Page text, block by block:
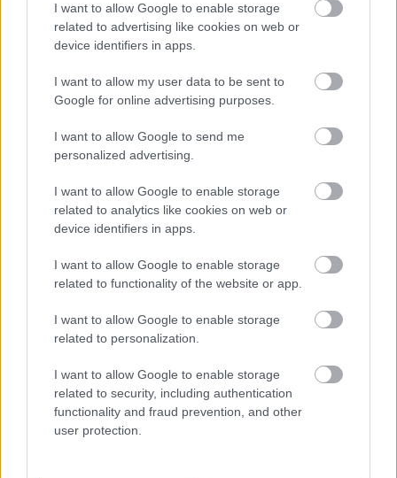
I want to allow Google to enable storage
related to advertising like cookies on web or
device identifiers in apps.
I want to allow my user data to be sent to
Google for online advertising purposes.
I want to allow Google to send me
personalized advertising.
I want to allow Google to enable storage
related to analytics like cookies on web or
device identifiers in apps.
I want to allow Google to enable storage
related to functionality of the website or app.
I want to allow Google to enable storage
related to personalization.
I want to allow Google to enable storage
related to security, including authentication
functionality and fraud prevention, and other
user protection.
Nagyon csokis kuglóf
Az ünnepi hangulathoz számomra már az ébredés
kellemes lassúsága, a pizsamás reggeli, a kávé
szürcsölése a fenyőfa alatt is hozzátartozik. ...